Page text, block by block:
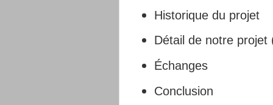
Historique du projet
Détail de notre projet
Échanges
Conclusion